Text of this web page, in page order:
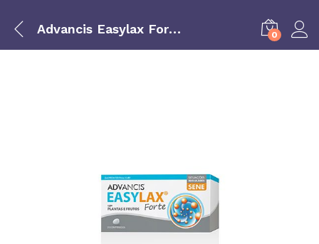
Advancis Easylax Forte 20 comprimidos 0